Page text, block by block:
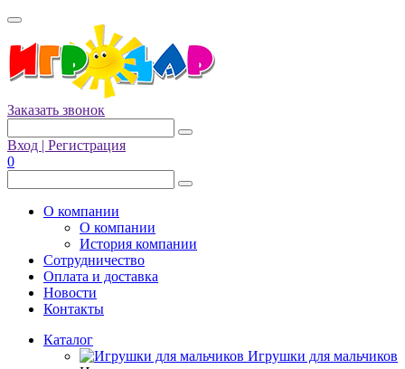
Заказать звонок
Вход | Регистрация
0
О компании
О компании
История компании
Сотрудничество
Оплата и доставка
Новости
Контакты
Каталог
Игрушки для мальчиков